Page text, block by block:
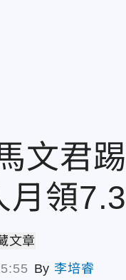
君
月領
文章
By 李培睿